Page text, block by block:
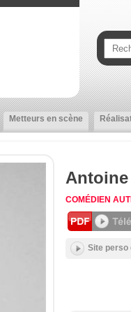
Metteurs en scène
Antoine
COMÉDIEN
Site perso